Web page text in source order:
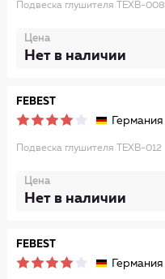
Подвеска глушителя TEXB-008
Цена
Нет в наличии
FEBEST
Германия
Подвеска глушителя TEXB-012
Цена
Нет в наличии
FEBEST
Германия